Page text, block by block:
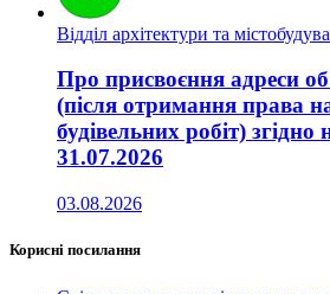
Відділ архітектури та
Про присвоєння адреси
(після отримання права
будівельних робіт)
31.07.2026
03.08.2026
Корисні посилання